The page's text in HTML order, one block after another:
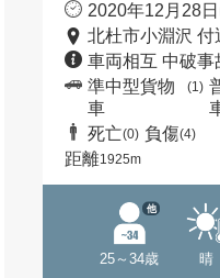
2020年12月28
北杜市小淵沢 付
車両相互 中破事
準中型貨物
車
(1)
死亡(0) 負傷(4)
距離1925m
25～34歳
他
晴